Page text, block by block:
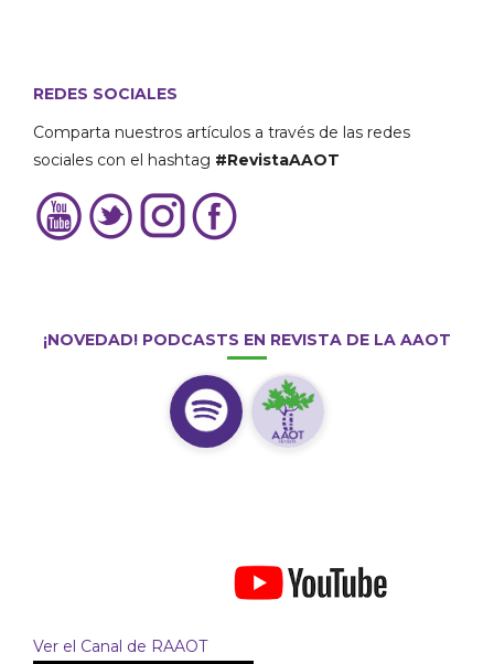
REDES SOCIALES
Comparta nuestros artículos a través de las redes
sociales con el hashtag #RevistaAAOT
¡NOVEDAD! PODCASTS EN REVISTA DE LA AAOT
Ver el Canal de RAAOT